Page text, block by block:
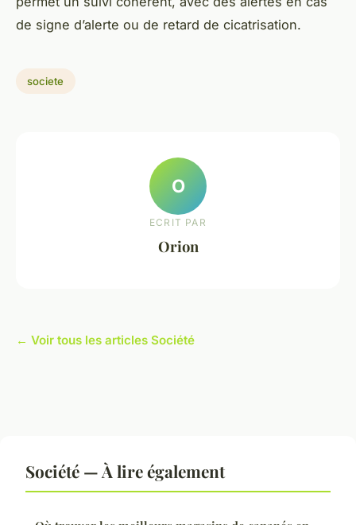
de signe d’alerte ou de retard de cicatrisation.
societe
O
ECRIT PAR
Orion
← Voir tous les articles Société
Société — À lire également